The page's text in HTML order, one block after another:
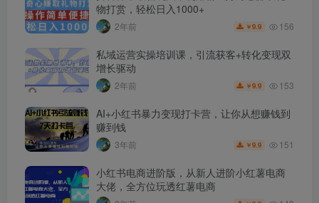
物打赏，轻松日入1000+
2年前 ￥9.9 156
私域运营实操培训课，引流获客+转化变现双
增长驱动
2年前 ￥9.9 153
AI+小红书暴力变现打卡营，让你从想赚钱到
赚到钱
3年前 ￥9.9 151
小红书电商进阶版，从新人进阶小红薯电商
大佬，全方位玩透红薯电商